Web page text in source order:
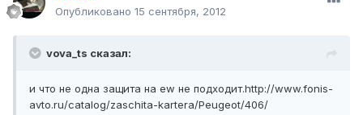
Опубликовано 15 сентября, 2012
vova_ts сказал:
и что не одна защита на ew не подходит.http://www.fonis-
avto.ru/catalog/zaschita-kartera/Peugeot/406/